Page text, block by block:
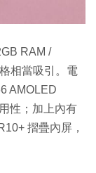
RAM /
相當吸引。電
AMOLED
性；加上內有
摺疊內屏，